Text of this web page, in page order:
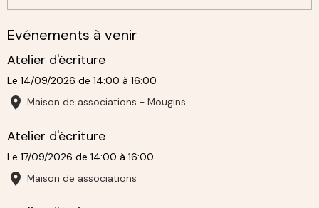
Evénements à venir
Atelier d'écriture
Le 14/09/2026 de 14:00 à 16:00
Maison de associations - Mougins
Atelier d'écriture
Le 17/09/2026 de 14:00 à 16:00
Maison de associations